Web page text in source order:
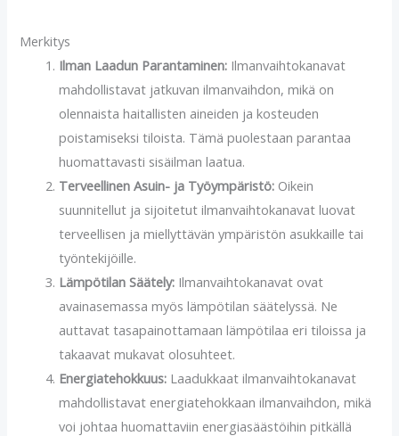
Merkitys
Ilman Laadun Parantaminen: Ilmanvaihtokanavat
mahdollistavat jatkuvan ilmanvaihdon, mikä on
olennaista haitallisten aineiden ja kosteuden
poistamiseksi tiloista. Tämä puolestaan parantaa
huomattavasti sisäilman laatua.
Terveellinen Asuin- ja Työympäristö: Oikein
suunnitellut ja sijoitetut ilmanvaihtokanavat luovat
terveellisen ja miellyttävän ympäristön asukkaille tai
työntekijöille.
Lämpötilan Säätely: Ilmanvaihtokanavat ovat
avainasemassa myös lämpötilan säätelyssä. Ne
auttavat tasapainottamaan lämpötilaa eri tiloissa ja
takaavat mukavat olosuhteet.
Energiatehokkuus: Laadukkaat ilmanvaihtokanavat
mahdollistavat energiatehokkaan ilmanvaihdon, mikä
voi johtaa huomattaviin energiasäästöihin pitkällä